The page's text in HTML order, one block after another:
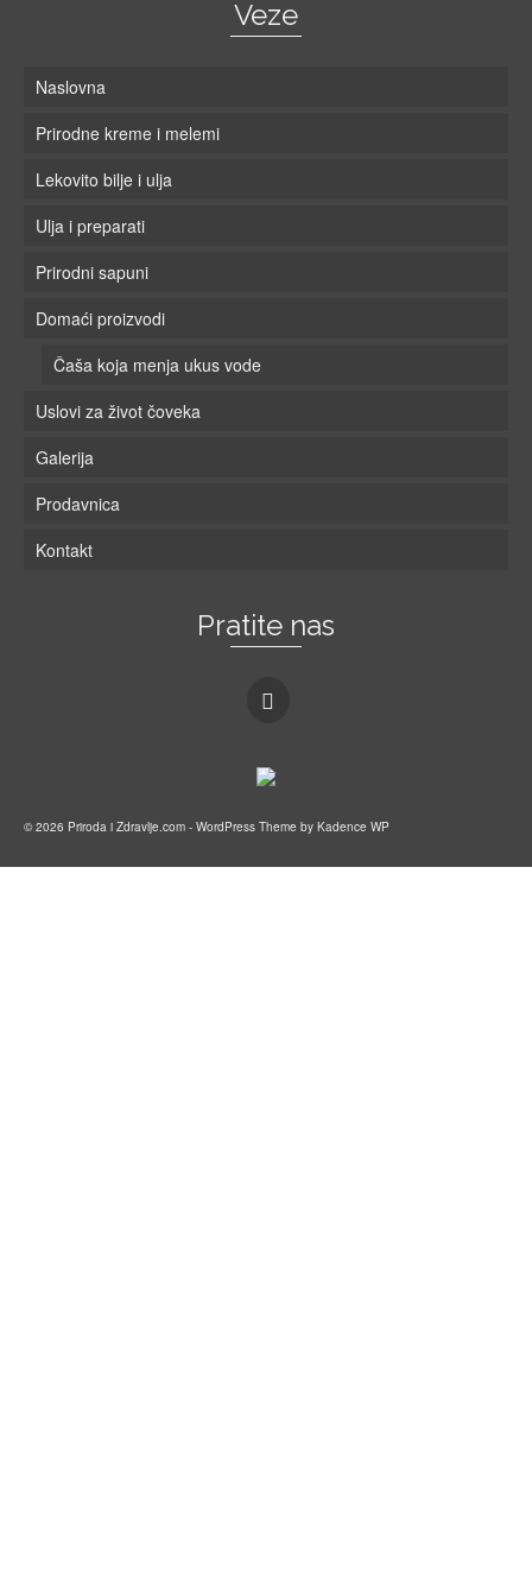
Veze
Naslovna
Prirodne kreme i melemi
Lekovito bilje i ulja
Ulja i preparati
Prirodni sapuni
Domaći proizvodi
Čaša koja menja ukus vode
Uslovi za život čoveka
Galerija
Prodavnica
Kontakt
Pratite nas
© 2026 Priroda i Zdravlje.com - WordPress Theme by Kadence WP